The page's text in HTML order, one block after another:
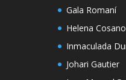
Gala Romaní
Helena Cosano
Inmaculada
Johari Gautier